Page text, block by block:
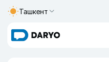
Ташкент